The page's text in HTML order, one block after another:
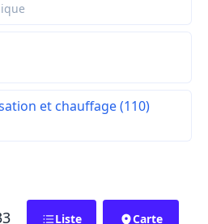
et chauffage (110)
Liste Carte